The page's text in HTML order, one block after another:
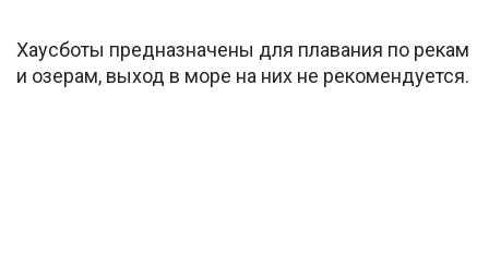
Хаусботы предназначены для плавания по рекам
и озерам, выход в море на них не рекомендуется.